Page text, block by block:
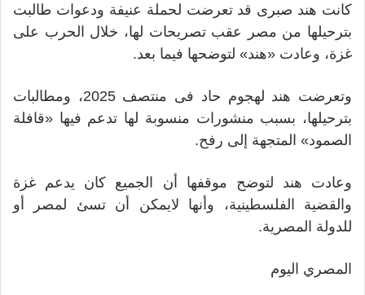
كانت هند صبرى قد تعرضت لحملة عنيفة ودعوات طالبت
بترحيلها من مصر عقب تصريحات لها، خلال الحرب على
غزة، وعادت «هند» لتوضحها فيما بعد.
وتعرضت هند لهجوم حاد فى منتصف 2025، ومطالبات
بترحيلها، بسبب منشورات منسوبة لها تدعم فيها «قافلة
الصمود» المتجهة إلى رفح.
وعادت هند لتوضح موقفها أن الجميع كان يدعم غزة
والقضية الفلسطينية، وأنها لايمكن أن تسئ لمصر أو
للدولة المصرية.
المصري اليوم